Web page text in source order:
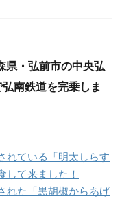
県・弘前市の中央弘
南鉄道を完乗しま
れている「明太しらす
して来ました！
れた「黒胡椒からあげ